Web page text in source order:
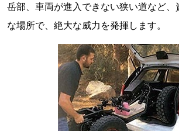
岳部、車両が進入できない狭い道など
な場所で、絶大な威力を発揮します。